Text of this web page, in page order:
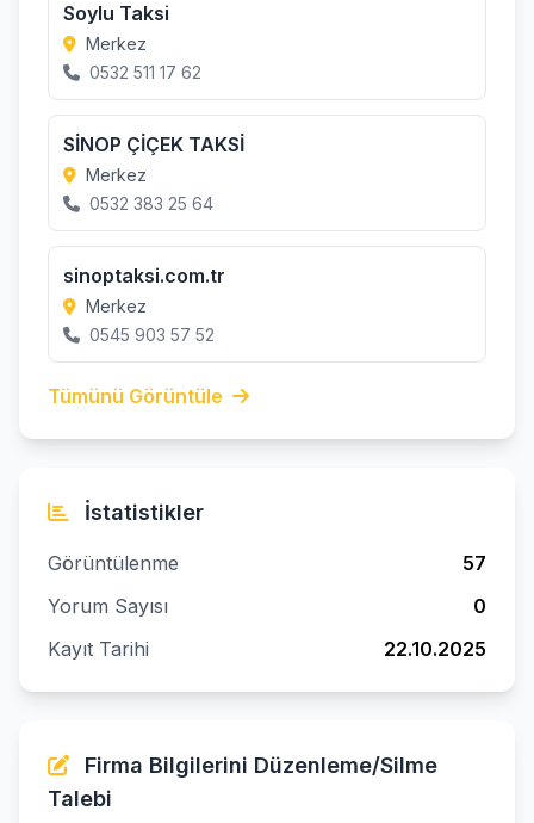
Soylu Taksi
Merkez
0532 511 17 62
SİNOP ÇİÇEK TAKSİ
Merkez
0532 383 25 64
sinoptaksi.com.tr
Merkez
0545 903 57 52
Tümünü Görüntüle
İstatistikler
Görüntülenme
57
Yorum Sayısı
0
Kayıt Tarihi
22.10.2025
Firma Bilgilerini Düzenleme/Silme
Talebi